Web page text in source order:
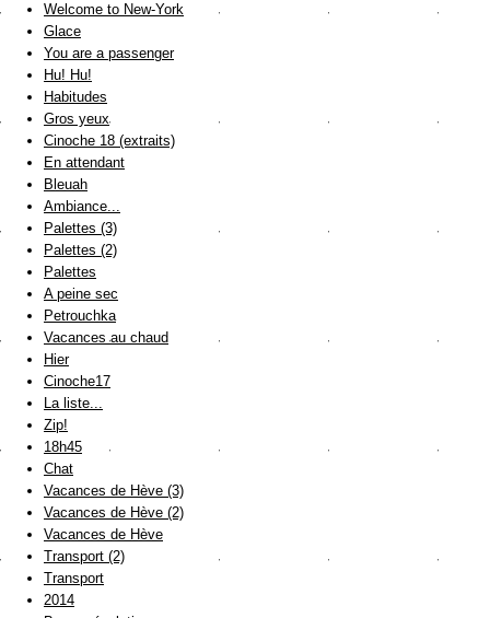
Welcome to New-York
Glace
You are a passenger
Hu! Hu!
Habitudes
Gros yeux
Cinoche 18 (extraits)
En attendant
Bleuah
Ambiance...
Palettes (3)
Palettes (2)
Palettes
A peine sec
Petrouchka
Vacances au chaud
Hier
Cinoche17
La liste...
Zip!
18h45
Chat
Vacances de Hève (3)
Vacances de Hève (2)
Vacances de Hève
Transport (2)
Transport
2014